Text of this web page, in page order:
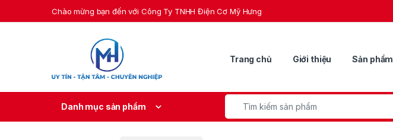
Skip to navigationChào mừng bạn đến với Công Ty TNHH Điện Cơ Mỹ Hưng
Trang chủ Giới thiệu Sản phẩm
Danh mục sản phẩm
Search for: